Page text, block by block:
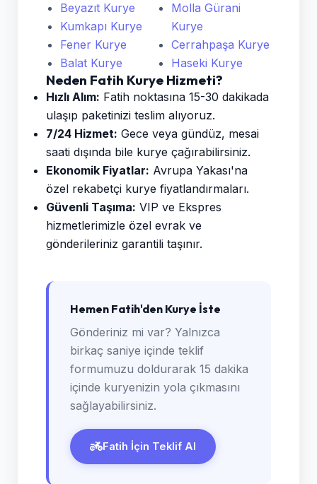
Beyazıt Kurye
Kumkapı Kurye
Fener Kurye
Balat Kurye
Molla Gürani
Kurye
Cerrahpaşa Kurye
Haseki Kurye
Neden Fatih Kurye Hizmeti?
Hızlı Alım: Fatih noktasına 15-30 dakikada
ulaşıp paketinizi teslim alıyoruz.
7/24 Hizmet: Gece veya gündüz, mesai
saati dışında bile kurye çağırabilirsiniz.
Ekonomik Fiyatlar: Avrupa Yakası'na
özel rekabetçi kurye fiyatlandırmaları.
Güvenli Taşıma: VIP ve Ekspres
hizmetlerimizle özel evrak ve
gönderileriniz garantili taşınır.
Hemen Fatih'den Kurye İste
Gönderiniz mi var? Yalnızca
birkaç saniye içinde teklif
formumuzu doldurarak 15 dakika
içinde kuryenizin yola çıkmasını
sağlayabilirsiniz.
Fatih İçin Teklif Al